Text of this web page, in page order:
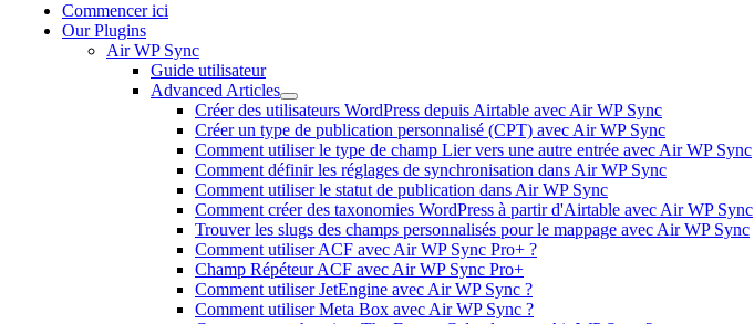
Commencer ici
Our Plugins
Air WP Sync
Guide utilisateur
Advanced Articles
Créer des utilisateurs WordPress depuis Airtable avec Air WP Sync
Créer un type de publication personnalisé (CPT) avec Air WP Sync
Comment utiliser le type de champ Lier vers une autre entrée avec Air WP Sync
Comment définir les réglages de synchronisation dans Air WP Sync
Comment utiliser le statut de publication dans Air WP Sync
Comment créer des taxonomies WordPress à partir d'Airtable avec Air WP Sync
Trouver les slugs des champs personnalisés pour le mappage avec Air WP Sync
Comment utiliser ACF avec Air WP Sync Pro+ ?
Champ Répéteur ACF avec Air WP Sync Pro+
Comment utiliser JetEngine avec Air WP Sync ?
Comment utiliser Meta Box avec Air WP Sync ?